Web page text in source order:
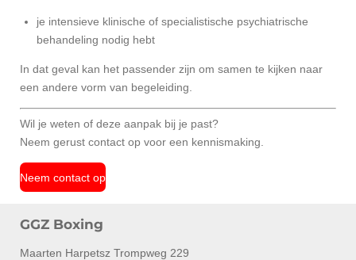
je intensieve klinische of specialistische psychiatrische
behandeling nodig hebt
In dat geval kan het passender zijn om samen te kijken naar
een andere vorm van begeleiding.
Wil je weten of deze aanpak bij je past?
Neem gerust contact op voor een kennismaking.
Neem contact op
GGZ Boxing
Maarten Harpetsz Trompweg 229